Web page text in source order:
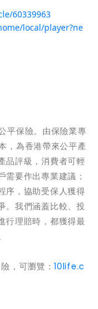
60339963
local/player?ne
平保險。由保險業專
，為香港帶來公平產
品評級，消費者可輕
要作出專業建議；
序，協助受保人獲得
。我們涵蓋比較、投
行理賠時，都獲得最
，可瀏覽：10life.c